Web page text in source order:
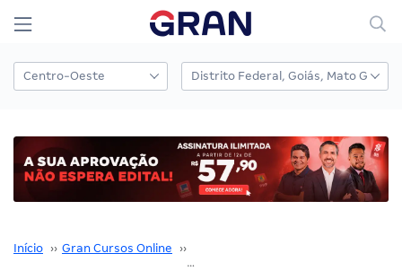
Início ›› Gran Cursos Online ››